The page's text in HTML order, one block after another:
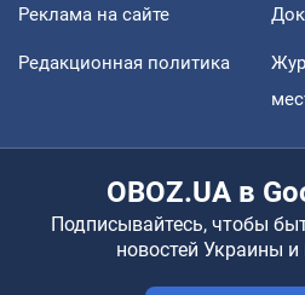
Реклама на сайте
Редакционная политика
OBOZ.UA в
Подписывайтесь, чтобы
новостей Украины и